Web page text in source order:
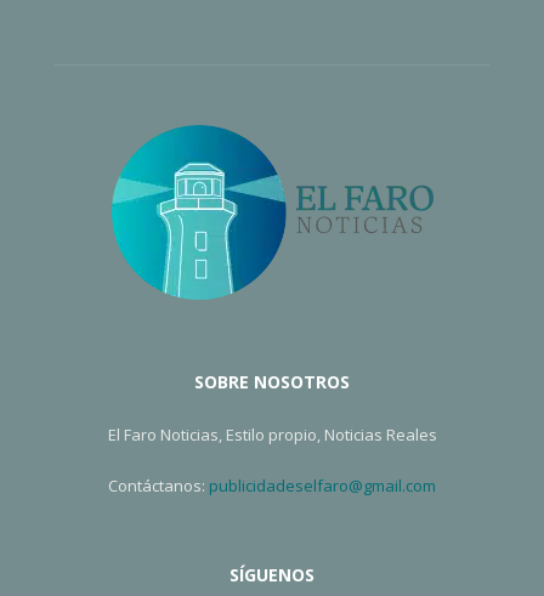
SOBRE NOSOTROS
El Faro Noticias, Estilo propio, Noticias Reales
Contáctanos: publicidadeselfaro@gmail.com
SÍGUENOS